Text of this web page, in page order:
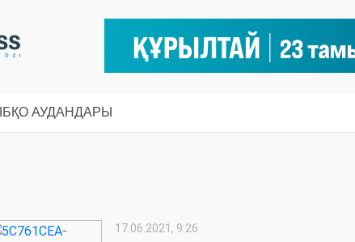
БҚО АУДАНДАРЫ
17.06.2021, 9:26